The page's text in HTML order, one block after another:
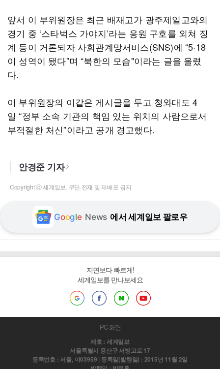
앞서 이 부위원장은 최근 배재고가 광주제일고와의
경기 중 ‘스타벅스 가야지’라는 응원 구호를 외쳐 징
계 등이 거론되자 사회관계망서비스(SNS)에 “5·18
이 성역이 됐다”며 “북한의 모습"이라는 글을 올렸
다.
이 부위원장의 이같은 게시글을 두고 청와대도 4
일 “정부 소속 기관의 책임 있는 위치의 사람으로서
부적절한 처신”이라고 공개 경고했다.
안경준 기자
Copyright ⓒ 세계일보. 무단 전재 및 재배포 금지
Google News 에서 세계일보 팔로우
지면보다 빠르게!
세계일보를 만나보세요
PC 화면
제호 : 세계일보
서울특별시 용산구 서빙고로 17
등록번호 : 서울, 아03959 | 등록일(발행일) : 2015년 11월 2일